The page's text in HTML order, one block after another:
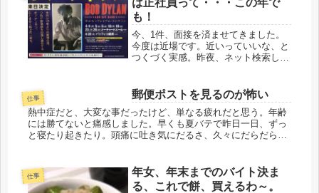
違う...
も！
今、1件、面接を済ませてきました。
今度は近場です。近いっていいな、と
つくづく実感。昨夜、ネット検索して
ハロワへ。デパートの一番乗りは気恥
ずかしいけど、ハロワは平気。小さい
会...
仕事 郵便ポストを見るのが怖い
熱中症だと、大変な事だったけど、単なる疲れだと思う。年齢
には勝てないと痛感しました。早くも夏バテで昨日一日、ずっ
と寝たり起きたり。頭痛に吐き気にだるさ、久々にだらだら寝
仕事
年女、年末までのバイト決ま
る、これで餅、買えるわ～。